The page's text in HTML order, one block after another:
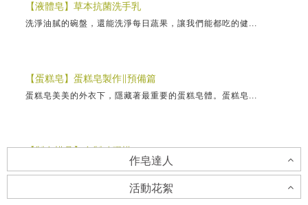
【液體皂】草本抗菌洗手乳
洗淨油膩的碗盤，還能洗淨每日蔬果，讓我們能都吃的健...
【蛋糕皂】蛋糕皂製作∥預備篇
蛋糕皂美美的外衣下，隱藏著最重要的蛋糕皂體。蛋糕皂...
【製皂模具】自製矽膠模
用現有的材料製作自己喜歡的矽膠模，方便實惠又有趣！...
作皂達人
活動花絮